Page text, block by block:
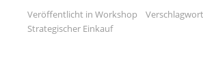
Veröffentlicht in Workshop
Strategischer Einkauf